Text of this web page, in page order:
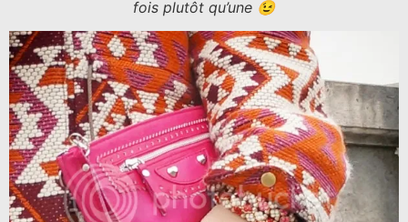
fois plutôt qu’une 😉